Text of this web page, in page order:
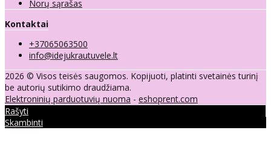
Norų sąrašas
Kontaktai
+37065063500
info@idejukrautuvele.lt
2026 © Visos teisės saugomos. Kopijuoti, platinti svetainės turinį
be autorių sutikimo draudžiama.
Elektroninių parduotuvių nuoma - eshoprent.com
Rašyti
Skambinti